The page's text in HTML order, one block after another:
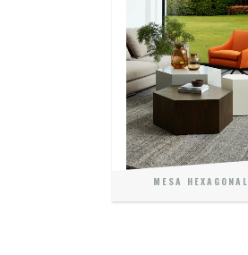
MESA HEXAGONAL